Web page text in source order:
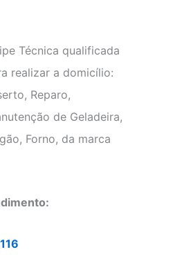
Técnica qualificada
realizar a domicílio:
Reparo,
de Geladeira,
Forno, da marca